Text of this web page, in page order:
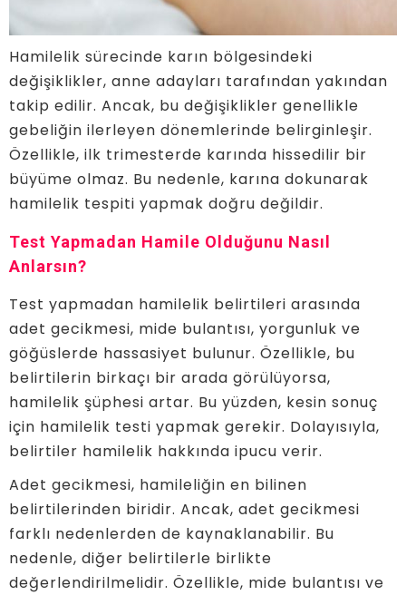
Hamilelik sürecinde karın bölgesindeki
değişiklikler, anne adayları tarafından yakından
takip edilir. Ancak, bu değişiklikler genellikle
gebeliğin ilerleyen dönemlerinde belirginleşir.
Özellikle, ilk trimesterde karında hissedilir bir
büyüme olmaz. Bu nedenle, karına dokunarak
hamilelik tespiti yapmak doğru değildir.
Test Yapmadan Hamile Olduğunu Nasıl
Anlarsın?
Test yapmadan hamilelik belirtileri arasında
adet gecikmesi, mide bulantısı, yorgunluk ve
göğüslerde hassasiyet bulunur. Özellikle, bu
belirtilerin birkaçı bir arada görülüyorsa,
hamilelik şüphesi artar. Bu yüzden, kesin sonuç
için hamilelik testi yapmak gerekir. Dolayısıyla,
belirtiler hamilelik hakkında ipucu verir.
Adet gecikmesi, hamileliğin en bilinen
belirtilerinden biridir. Ancak, adet gecikmesi
farklı nedenlerden de kaynaklanabilir. Bu
nedenle, diğer belirtilerle birlikte
değerlendirilmelidir. Özellikle, mide bulantısı ve